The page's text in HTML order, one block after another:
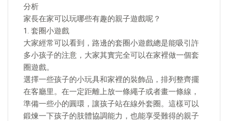
分析
家長在家可以玩哪些有趣的親子遊戲呢？
1. 套圈小遊戲
大家經常可以看到，路邊的套圈小遊戲總是能吸引許
多小孩子的注意，大家其實完全可以在家裡做一個套
圈遊戲。
選擇一些孩子的小玩具和家裡的裝飾品，排列整齊擺
在客廳里。在一定距離上放一條繩子或者畫一條線，
準備一些小的圓環，讓孩子站在線外套圈。這樣可以
鍛煉一下孩子的肢體協調能力，也能享受難得的親子